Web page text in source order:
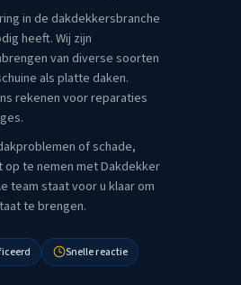
in de dakdekkersbranche
heeft. Wij zijn
van diverse soorten
als platte daken.
rekenen voor reparaties
of schade,
op te nemen met Dakdekker
team staat voor u klaar om
te brengen.
Snelle reactie